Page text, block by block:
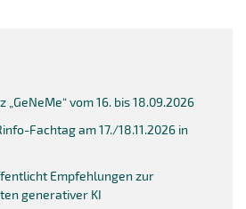
vom 16. bis 18.09.2026
Fachtag am 17./18.11.2026 in
Empfehlungen zur
generativer KI